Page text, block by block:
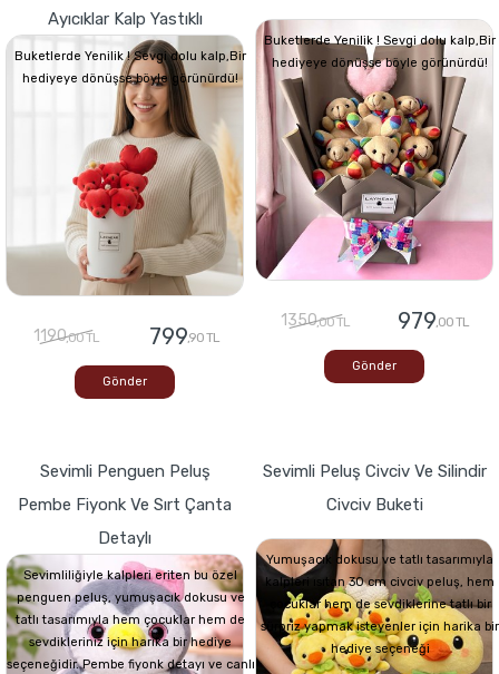
Ayıcıklar Kalp Yastıklı
Buketlerde Yenilik ! Sevgi dolu kalp,Bir
hediyeye dönüşse böyle görünürdü!
1190,00 TL 799,90 TL
Gönder
Buketlerde Yenilik ! Sevgi dolu kalp,Bir
hediyeye dönüşse böyle görünürdü!
1350,00 TL 979,00 TL
Gönder
Sevimli Penguen Peluş
Pembe Fiyonk Ve Sırt Çanta
Detaylı
Sevimliliğiyle kalpleri eriten bu özel
penguen peluş, yumuşacık dokusu ve
tatlı tasarımıyla hem çocuklar hem de
sevdikleriniz için harika bir hediye
seçeneğidir. Pembe fiyonk detayı ve canlı
Sevimli Peluş Civciv Ve Silindir
Civciv Buketi
Yumuşacık dokusu ve tatlı tasarımıyla
kalpleri ısıtan 30 cm civciv peluş, hem
çocuklar hem de sevdiklerine tatlı bir
sürpriz yapmak isteyenler için harika bir
hediye seçeneği